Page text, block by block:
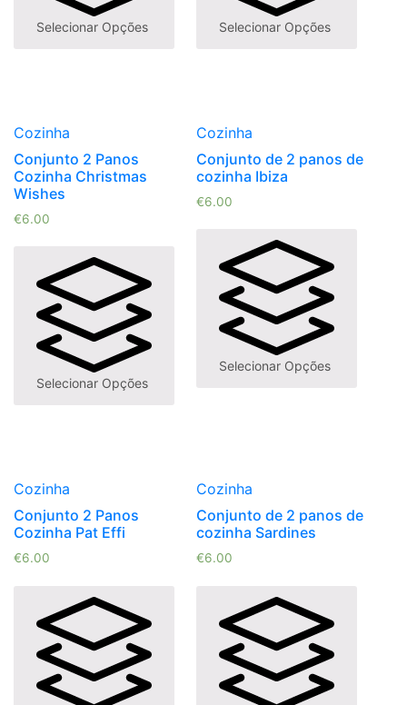
Selecionar Opções Selecionar Opções
Cozinha
Conjunto 2 Panos
Cozinha Christmas
Wishes
€6.00
Selecionar Opções
Cozinha
Conjunto de 2 panos de
cozinha Ibiza
€6.00
Selecionar Opções
Cozinha
Conjunto 2 Panos
Cozinha Pat Effi
€6.00
Cozinha
Conjunto de 2 panos de
cozinha Sardines
€6.00